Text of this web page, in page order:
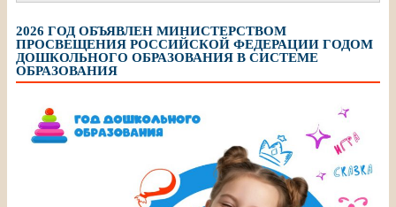
2026 ГОД ОБЪЯВЛЕН МИНИСТЕРСТВОМ
ПРОСВЕЩЕНИЯ РОССИЙСКОЙ ФЕДЕРАЦИИ ГОДОМ
ДОШКОЛЬНОГО ОБРАЗОВАНИЯ В СИСТЕМЕ
ОБРАЗОВАНИЯ